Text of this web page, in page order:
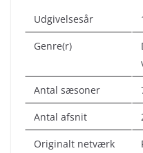
Udgivelsesår
Genre(r)
Antal sæsoner
Antal afsnit
Originalt netværk